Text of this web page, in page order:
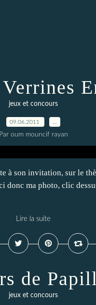
jeux et concours
09.06.2011
Par oum mouncif rayan
à son invitation, sur le
ma photo, clic
Lire la suite
de
jeux et concours